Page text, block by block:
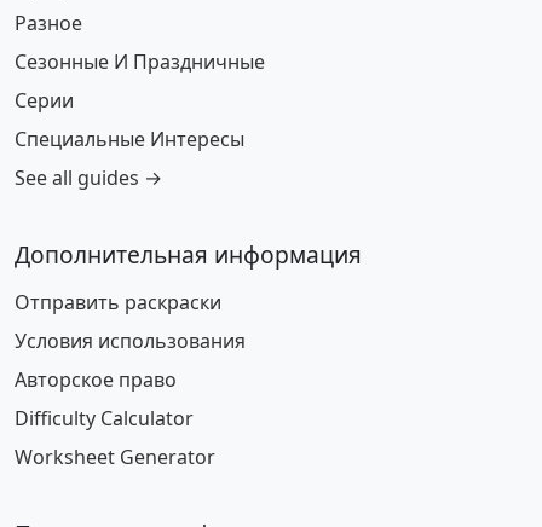
Разное
Сезонные И Праздничные
Серии
Специальные Интересы
See all guides →
Дополнительная информация
Отправить раскраски
Условия использования
Авторское право
Difficulty Calculator
Worksheet Generator